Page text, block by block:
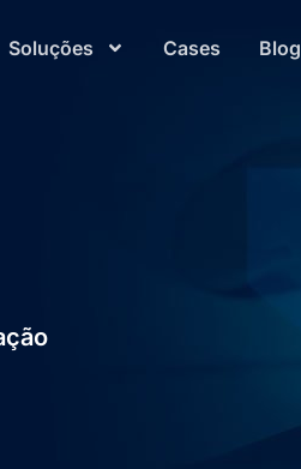
Soluções Cases Blog